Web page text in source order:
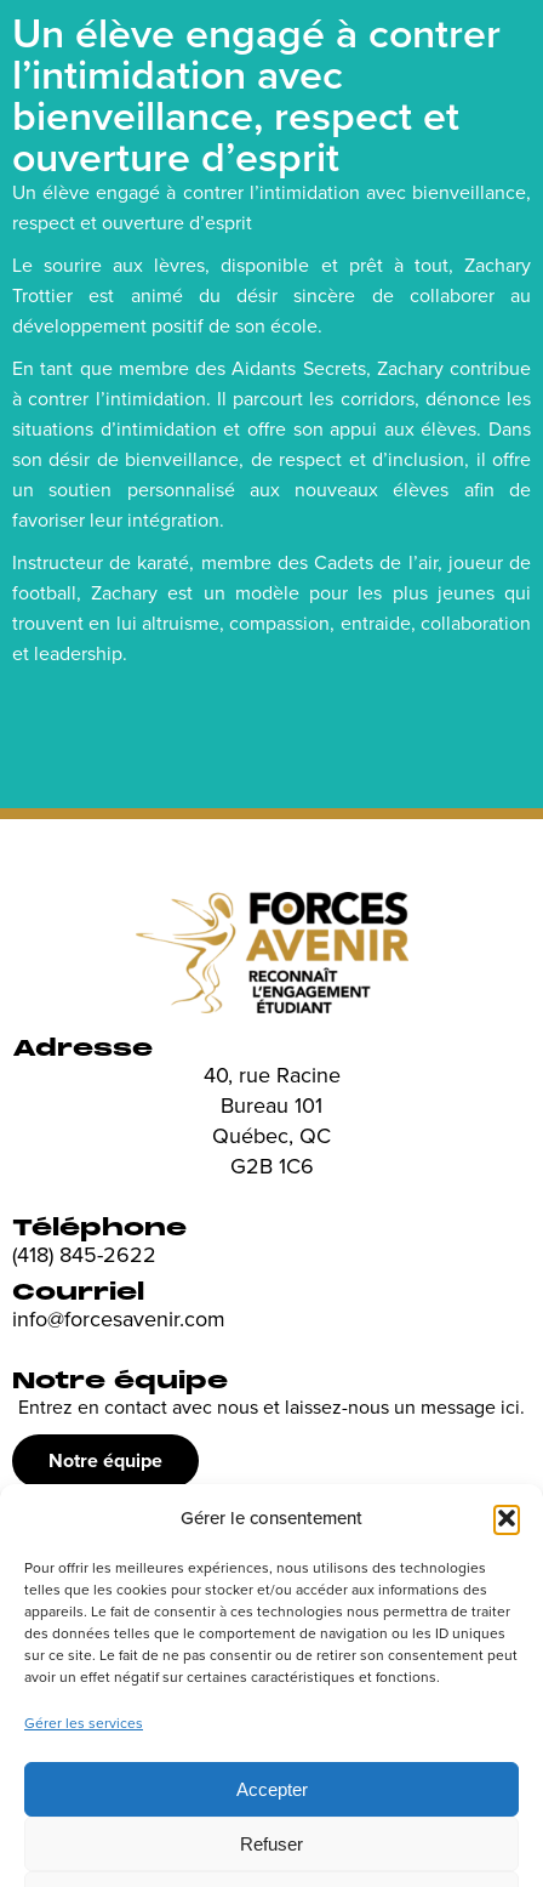
Gérer le consentement
Pour offrir les meilleures expériences, nous utilisons des technologies
telles que les cookies pour stocker et/ou accéder aux informations des
appareils. Le fait de consentir à ces technologies nous permettra de traiter
des données telles que le comportement de navigation ou les ID uniques
sur ce site. Le fait de ne pas consentir ou de retirer son consentement peut
avoir un effet négatif sur certaines caractéristiques et fonctions.
Gérer les services
Accepter
Refuser
Un élève engagé à contrer
l’intimidation avec
bienveillance, respect et
ouverture d’esprit
Un élève engagé à contrer l’intimidation avec bienveillance,
respect et ouverture d’esprit
Le sourire aux lèvres, disponible et prêt à tout, Zachary
Trottier est animé du désir sincère de collaborer au
développement positif de son école.
En tant que membre des Aidants Secrets, Zachary contribue
à contrer l’intimidation. Il parcourt les corridors, dénonce les
situations d’intimidation et offre son appui aux élèves. Dans
son désir de bienveillance, de respect et d’inclusion, il offre
un soutien personnalisé aux nouveaux élèves afin de
favoriser leur intégration.
Instructeur de karaté, membre des Cadets de l’air, joueur de
football, Zachary est un modèle pour les plus jeunes qui
trouvent en lui altruisme, compassion, entraide, collaboration
et leadership.
Adresse
40, rue Racine
Bureau 101
Québec, QC
G2B 1C6
Téléphone
(418) 845-2622
Courriel
info@forcesavenir.com
Notre équipe
Entrez en contact avec nous et laissez-nous un message ici.
Notre équipe
Recrutement
Découvrez nos offres d’emploi ou envoyez votre candidature
spontanée
Postuler